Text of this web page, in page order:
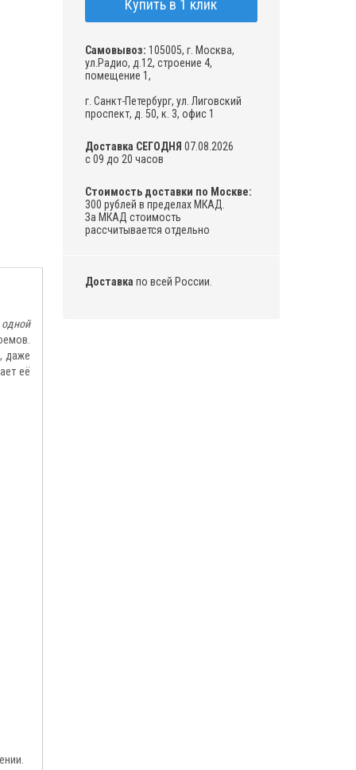
Купить в 1 клик
Самовывоз: 105005, г. Москва,
ул.Радио, д.12, строение 4,
помещение 1,
г. Санкт-Петербург, ул. Лиговский
проспект, д. 50, к. 3, офис 1
Доставка СЕГОДНЯ 07.08.2026
с 09 до 20 часов
Стоимость доставки по Москве:
300 рублей в пределах МКАД.
За МКАД стоимость
рассчитывается отдельно
Доставка по всей России.
одной
даже
её